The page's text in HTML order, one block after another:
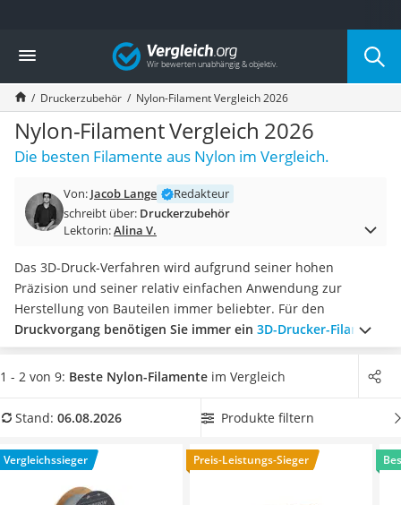
Die beliebtesten Vergleiche nach Kategorie
Elektronik
Powerstation
Monitor 32 Zoll 4K
Fernseher
Drucker
Desktop-PC
Diascanner
Laser-Multifunktionsdrucker
Powerstation mit Solarpanel
Gaming-PC
Soundbar
17-Zoll-Laptop
Satellitenschüssel
Gaming-Headset
Schnurloses Telefon
Tablets unter 200 Euro
Lichtwecker
Acer Aspire
Vergleich
Druckerzubehör Nylon-Filament Vergleich 2026
Nylon-Filament Vergleich 2026
Die besten Filamente aus Nylon im Vergleich.
Von: Jacob Lange
Redakteur
schreibt über: Druckerzubehör
Lektorin:Alina V.
Das 3D-Druck-Verfahren wird aufgrund seiner hohen
Präzision und seiner relativ einfachen Anwendung zur
Herstellung von Bauteilen immer beliebter. Für den
Druckvorgang benötigen Sie immer ein 3D-Drucker-Filament
Dieses kann aus den unterschiedlichsten Materialien wie
beispielsweise Kunststoff oder Metall bestehen. Laut
durch seine lange Haltbarkeit und seine hohe Festigkeit.
kohlenstofffaserverstärktes Nylon-Filamentaus, damit Sie
von einem geringen Gewicht und einer hohen Stabilität des
Bauteils profitieren. Überzeugt hat uns hier im August 2026
1 - 2 von 9: Beste Nylon-Filamente im Vergleich
Stand: 06.08.2026 Produkte filtern
Vergleichssieger Preis-Leistungs-Sieger